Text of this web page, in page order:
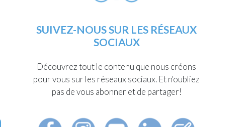
SUIVEZ-NOUS SUR LES RÉSEAUX
SOCIAUX
Découvrez tout le contenu que nous créons
pour vous sur les réseaux sociaux. Et n'oubliez
pas de vous abonner et de partager!